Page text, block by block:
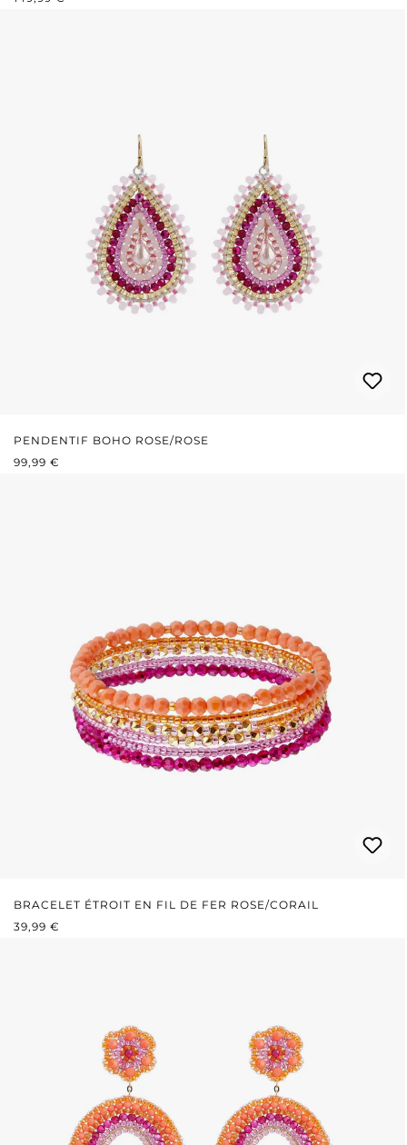
PENDENTIF BOHO ROSE/ROSE
PRIX RÉGULIER :
99,99 €
BRACELET ÉTROIT EN FIL DE FER ROSE/CORAIL
PRIX RÉGULIER :
39,99 €